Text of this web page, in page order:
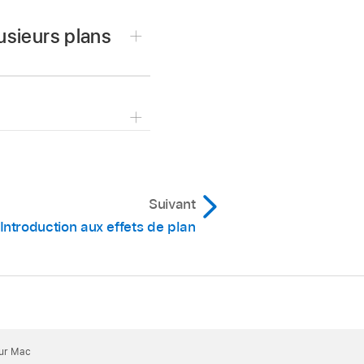
plans
Suivant
Introduction aux effets de plan
Mac